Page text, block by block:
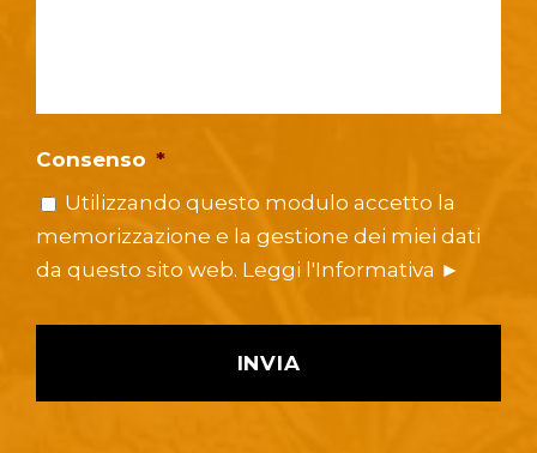
Consenso *
Utilizzando questo modulo accetto la
memorizzazione e la gestione dei miei dati
da questo sito web. Leggi l'Informativa ►